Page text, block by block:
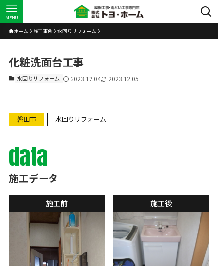
MENU
ホーム 施工事例 水回りリフォーム
化粧洗面台工事
水回りリフォーム 2023.12.04 2023.12.05
磐田市 水回りリフォーム
data
施工データ
施工前 施工後